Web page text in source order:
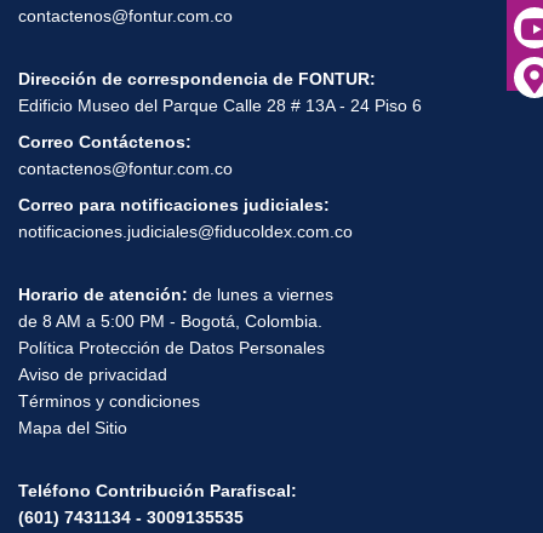
contactenos@fontur.com.co
Dirección de correspondencia de FONTUR:
Edificio Museo del Parque Calle 28 # 13A - 24 Piso 6
Correo Contáctenos:
contactenos@fontur.com.co
Correo para notificaciones judiciales:
notificaciones.judiciales@fiducoldex.com.co
Horario de atención: de lunes a viernes
de 8 AM a 5:00 PM - Bogotá, Colombia.
Política Protección de Datos Personales
Aviso de privacidad
Términos y condiciones
Mapa del Sitio
Teléfono Contribución Parafiscal:
(601) 7431134 - 3009135535